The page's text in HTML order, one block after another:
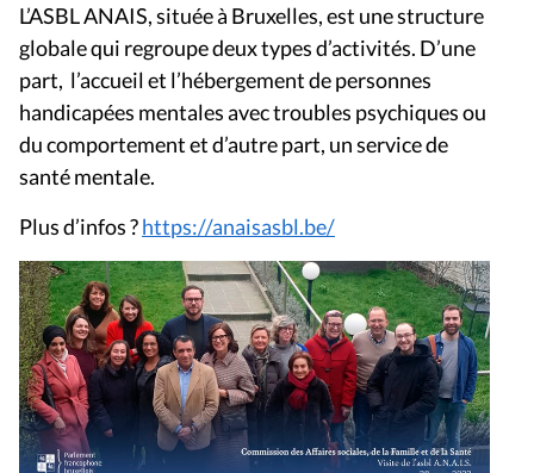
L’ASBL ANAIS, située à Bruxelles, est une structure
globale qui regroupe deux types d’activités. D’une
part, l’accueil et l’hébergement de personnes
handicapées mentales avec troubles psychiques ou
du comportement et d’autre part, un service de
santé mentale.
Plus d’infos ?https://anaisasbl.be/